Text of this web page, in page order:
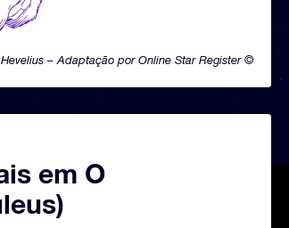
– Adaptação por Online Star Register ©
em O